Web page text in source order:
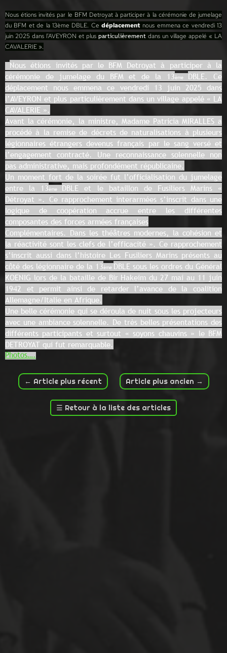
Nous étions invités par le BFM Detroyat à participer à la cérémonie de jumelage
du BFM et de la 13ème DBLE. Cedéplacement nous emmena ce vendredi 13
juin 2025 dans l’AVEYRON et plus particulièrement dans un village appelé « LA
CAVALERIE ».
Nous étions invités par le BFM Detroyat à participer à la
cérémonie de jumelage du BFM et de la 13ème DBLE. Ce
déplacement nous emmena ce vendredi 13 juin 2025 dans
l’AVEYRON et plus particulièrement dans un village appelé « LA
CAVALERIE ».
Avant la cérémonie, la ministre, Madame Patricia MIRALLES a
procédé à la remise de décrets de naturalisations à plusieurs
légionnaires étrangers devenus français par le sang versé et
l’engagement contracté. Une reconnaissance solennelle non
pas administrative, mais profondément républicaine.
Un moment fort de la soirée fut l’officialisation du jumelage
entre la 13ème DBLE et le bataillon de Fusiliers Marins «
Détroyat ». Ce rapprochement interarmées s’inscrit dans une
logique de coopération accrue entre les différentes
composantes des forces armées françaises
Complémentaires. Dans les théâtres modernes, la cohésion et
la réactivité sont les clefs de l’efficacité ». Ce rapprochement
s’inscrit aussi dans l’histoire Les Fusiliers Marins présents au
côté des légionnaire de la 13ème DBLE sous les ordres du Général
KOENIG lors de la bataille de Bir Hakeim du 27 mai au 11 juin
1942 et permit ainsi de retarder l’avance de la coalition
Allemagne/Italie en Afrique.
Une belle cérémonie qui se déroula de nuit sous les projecteurs
avec une ambiance solennelle. De très belles présentations des
différents participants et surtout « soyons chauvins » le BFM
DETROYAT qui fut remarquable.
Photos….
← Article plus récent Article plus ancien →
☰ Retour à la liste des articles